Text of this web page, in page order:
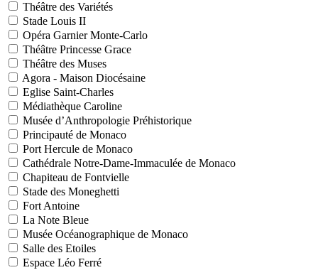
Théâtre des Variétés
Stade Louis II
Opéra Garnier Monte-Carlo
Théâtre Princesse Grace
Théâtre des Muses
Agora - Maison Diocésaine
Eglise Saint-Charles
Médiathèque Caroline
Musée d’Anthropologie Préhistorique
Principauté de Monaco
Port Hercule de Monaco
Cathédrale Notre-Dame-Immaculée de Monaco
Chapiteau de Fontvielle
Stade des Moneghetti
Fort Antoine
La Note Bleue
Musée Océanographique de Monaco
Salle des Etoiles
Espace Léo Ferré